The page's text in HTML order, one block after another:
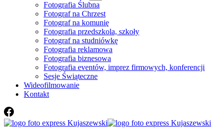
Fotografia Ślubna
Fotograf na Chrzest
Fotograf na komunię
Fotografia przedszkola, szkoły
Fotograf na studniówkę
Fotografia reklamowa
Fotografia biznesowa
Fotografia eventów, imprez firmowych, konferencji
Sesje Świąteczne
Wideofilmowanie
Kontakt